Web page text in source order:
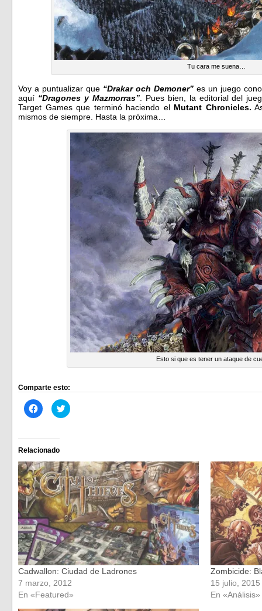
Tu cara me suena…
Voy a puntualizar que “Drakar och Demoner” es un juego
aquí “Dragones y Mazmorras”. Pues bien, la editorial del
Target Games que terminó haciendo el Mutant Chronicles.
mismos de siempre. Hasta la próxima…
Esto si que es tener un ataque de
Comparte esto:
Haz
clic
Facebook
(Se
abre
en
una
ventana
nueva)
Haz
clic
en
una
ventana
nueva)
Relacionado
Cadwallon: Ciudad de Ladrones
7 marzo, 2012
En «Featured»
Zombicide:
15 julio, 2015
En «Análisis»